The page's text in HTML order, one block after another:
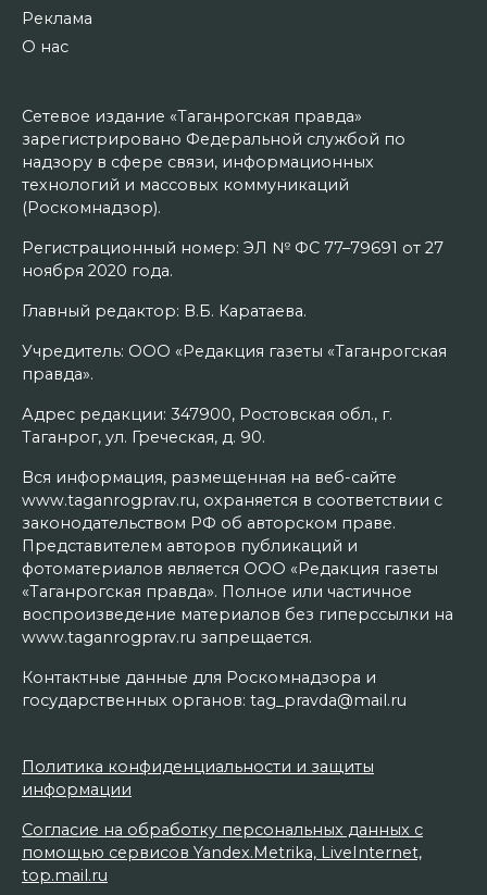
Реклама
О нас
Сетевое издание «Таганрогская правда»
зарегистрировано Федеральной службой по
надзору в сфере связи, информационных
технологий и массовых коммуникаций
(Роскомнадзор).
Регистрационный номер: ЭЛ № ФС 77–79691 от 27
ноября 2020 года.
Главный редактор: В.Б. Каратаева.
Учредитель: ООО «Редакция газеты «Таганрогская
правда».
Адрес редакции: 347900, Ростовская обл., г.
Таганрог, ул. Греческая, д. 90.
Вся информация, размещенная на веб-сайте
www.taganrogprav.ru, охраняется в соответствии с
законодательством РФ об авторском праве.
Представителем авторов публикаций и
фотоматериалов является ООО «Редакция газеты
«Таганрогская правда». Полное или частичное
воспроизведение материалов без гиперссылки на
www.taganrogprav.ru запрещается.
Контактные данные для Роскомнадзора и
государственных органов: tag_pravda@mail.ru
Политика конфиденциальности и защиты
информации
Согласие на обработку персональных данных с
помощью сервисов Yandex.Metrika, LiveInternet,
top.mail.ru